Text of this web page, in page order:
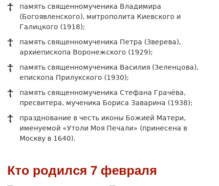
память священномученика Владимира
(Богоявленского), митрополита Киевского и
Галицкого (1918);
память священномученика Петра (Зверева),
архиепископа Воронежского (1929);
память священномученика Василия (Зеленцова),
епископа Прилукского (1930);
память священномученика Стефана Грачёва,
пресвитера, мученика Бориса Заварина (1938);
празднование в честь иконы Божией Матери,
именуемой «Утоли Моя Печали» (принесена в
Москву в 1640).
Кто родился 7 февраля